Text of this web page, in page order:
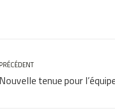
PRÉCÉDENT
Article
Nouvelle tenue pour